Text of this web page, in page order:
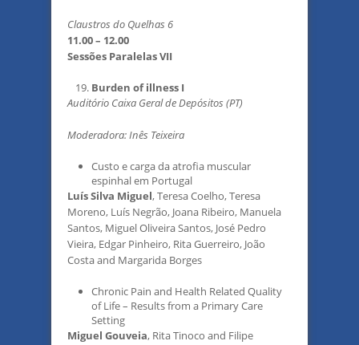
Claustros do Quelhas 6
11.00 – 12.00
Sessões Paralelas VII
Burden of illness I
Auditório Caixa Geral de Depósitos (PT)
Moderadora: Inês Teixeira
Custo e carga da atrofia muscular
espinhal em Portugal
Luís Silva Miguel, Teresa Coelho, Teresa
Moreno, Luís Negrão, Joana Ribeiro, Manuela
Santos, Miguel Oliveira Santos, José Pedro
Vieira, Edgar Pinheiro, Rita Guerreiro, João
Costa and Margarida Borges
Chronic Pain and Health Related Quality
of Life – Results from a Primary Care
Setting
Miguel Gouveia, Rita Tinoco and Filipe